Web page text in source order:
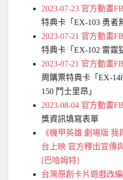
2023-07-23 官方動畫
特典卡「EX-103 勇者
2023-07-21 官方動畫
特典卡「EX-102 雷霆
2023-07-21 官方動畫
周購票特典卡「EX-
150 鬥士里昂 」
2023-08-04 官方動畫
獎資訊填寫表單
《機甲英雄 劇場版
台上映 官方釋出宣傳
[巴哈姆特]
台灣原創卡片遊戲改